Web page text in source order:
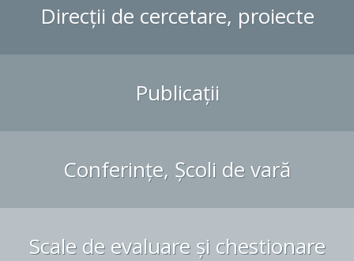
Direcții de cercetare, proiecte
Publicații
Conferințe, Școli de vară
Scale de evaluare și chestionare